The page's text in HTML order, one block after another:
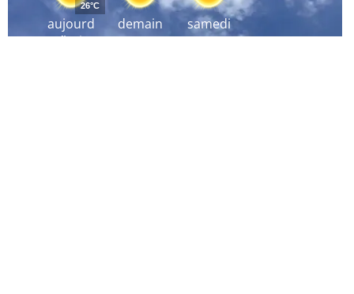
aujourd
´hui
26°C
demain samedi